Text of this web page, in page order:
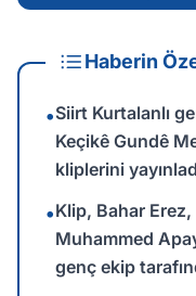
Haberin
•Siirt Kurtalanlı
Keçikê Gundê
kliplerini
•Klip, Bahar Erez,
Muhammed
genç ekip